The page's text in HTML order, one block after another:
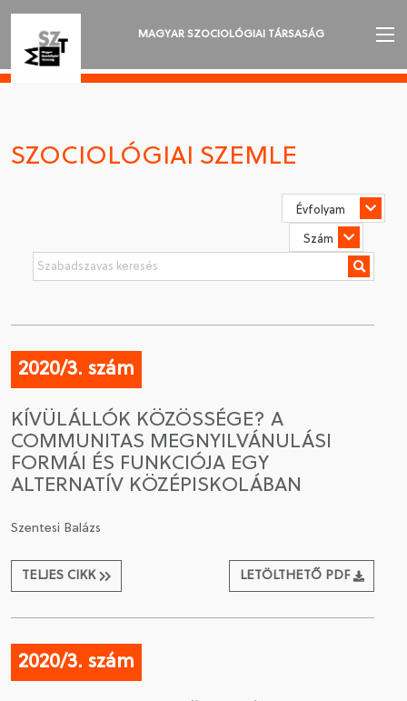
MAGYAR SZOCIOLÓGIAI TÁRSASÁG
SZOCIOLÓGIAI SZEMLE
CSATLAKOZÁS A TÁRSASÁGHOZ / MEGÚJÍTOM A
TAGSÁGOMAT
SZOCIOLÓGIAI SZEMLE
2020/3. szám
KÍVÜLÁLLÓK KÖZÖSSÉGE? A
COMMUNITAS MEGNYILVÁNULÁSI
FORMÁI ÉS FUNKCIÓJA EGY
ALTERNATÍV KÖZÉPISKOLÁBAN
Szentesi Balázs
TELJES CIKK LETÖLTHETŐ PDF
2020/3. szám